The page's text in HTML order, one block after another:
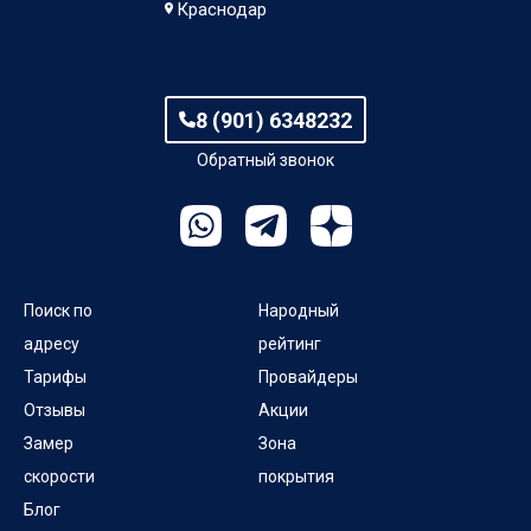
Краснодар
8 (901) 6348232
Обратный звонок
Поиск по
адресу
Тарифы
Отзывы
Замер
скорости
Блог
Народный
рейтинг
Провайдеры
Акции
Зона
покрытия